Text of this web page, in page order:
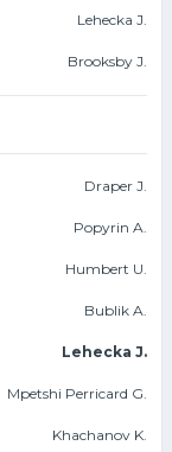
Lehecka J.
Brooksby J.
Draper J.
Popyrin A.
Humbert U.
Bublik A.
Lehecka J.
Mpetshi Perricard G.
Khachanov K.